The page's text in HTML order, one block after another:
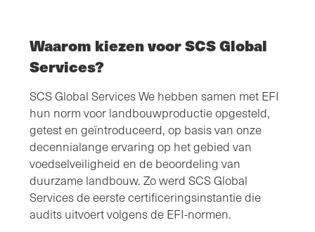
Waarom kiezen voor SCS Global
Services?
SCS Global Services We hebben samen met EFI
hun norm voor landbouwproductie opgesteld,
getest en geïntroduceerd, op basis van onze
decennialange ervaring op het gebied van
voedselveiligheid en de beoordeling van
duurzame landbouw. Zo werd SCS Global
Services de eerste certificeringsinstantie die
audits uitvoert volgens de EFI-normen.